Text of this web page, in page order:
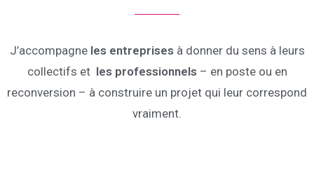
J’accompagne les entreprisesà donner du sens à leurs
collectifs et les professionnels – en poste ou en
reconversion – à construire un projet qui leur correspond
vraiment.